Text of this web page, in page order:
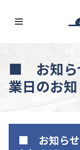
■ お知
業日のお
■ お知ら